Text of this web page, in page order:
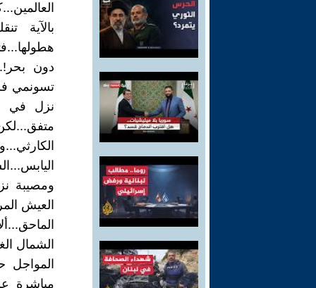
بالآية
دون
تسونمي
نزل في
ومصيبة
العيش
الشمال
المواجل
مباشرة